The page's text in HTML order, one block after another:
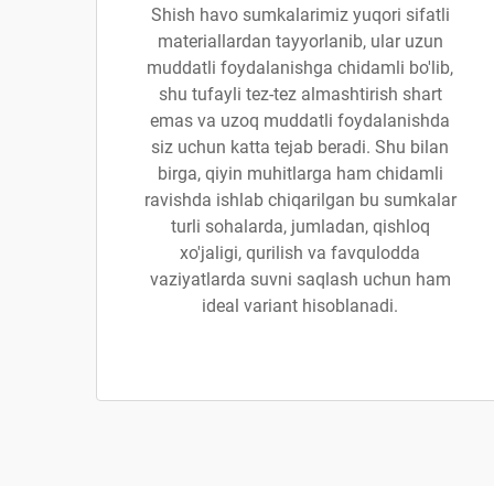
Shish havo sumkalarimiz yuqori sifatli
materiallardan tayyorlanib, ular uzun
muddatli foydalanishga chidamli bo'lib,
shu tufayli tez-tez almashtirish shart
emas va uzoq muddatli foydalanishda
siz uchun katta tejab beradi. Shu bilan
birga, qiyin muhitlarga ham chidamli
ravishda ishlab chiqarilgan bu sumkalar
turli sohalarda, jumladan, qishloq
xo'jaligi, qurilish va favqulodda
vaziyatlarda suvni saqlash uchun ham
ideal variant hisoblanadi.